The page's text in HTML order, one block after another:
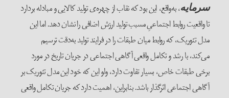
سرمایه، به‌واقع، این بود که نقاب از چهره‌ی تولید کالایی و مبادله بردارد
تا واقعیت روابط اجتماعیِ مسبب تولید ارزش اضافی را نشان دهد. اما این
مدل تئوریک، که روابط میان طبقات را در فرایند تولید به‌دقت ترسیم
می‌کند، با رشد و تکامل واقعی آگاهی اجتماعی در جریان تاریخ در مورد
برخی طبقات خاص، بسیار تفاوت دارد، ولو این که خود این مدل تئوریک بر
آگاهی اجتماعی اثرگذار باشد. بنابراین، اهمیت دارد که جریان تکامل واقعی